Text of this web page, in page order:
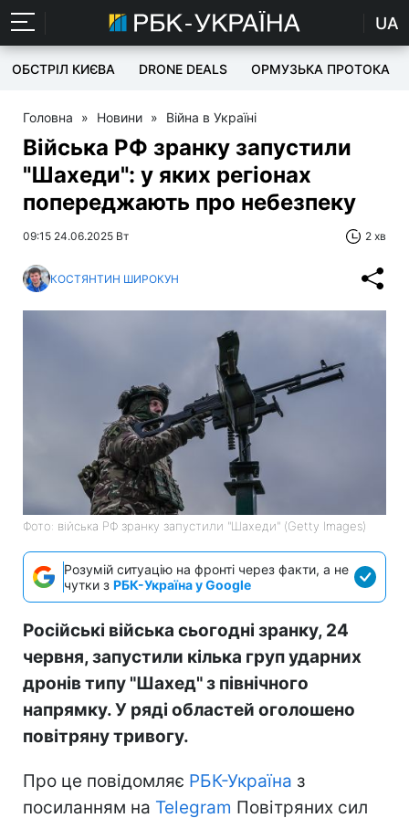
UA
ОБСТРІЛ КИЄВА DRONE DEALS ОРМУЗЬКА ПРОТОКА
Головна » Новини » Війна в Україні
Війська РФ зранку запустили
"Шахеди": у яких регіонах
попереджають про небезпеку
09:15 24.06.2025 Вт 2 хв
КОСТЯНТИН ШИРОКУН
Фото: війська РФ зранку запустили "Шахеди" (Getty Images)
Розумій ситуацію на фронті через факти, а не
чутки з РБК-Україна у Google
Російські війська сьогодні зранку, 24
червня, запустили кілька груп ударних
дронів типу "Шахед" з північного
напрямку. У ряді областей оголошено
повітряну тривогу.
Про це повідомляє РБК-Україна з
посиланням на Telegram Повітряних сил